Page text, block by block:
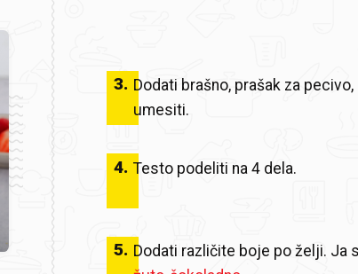
3. Dodati brašno, prašak za
umesiti.
4. Testo podeliti na 4 dela.
5. Dodati različite boje po želji. Ja